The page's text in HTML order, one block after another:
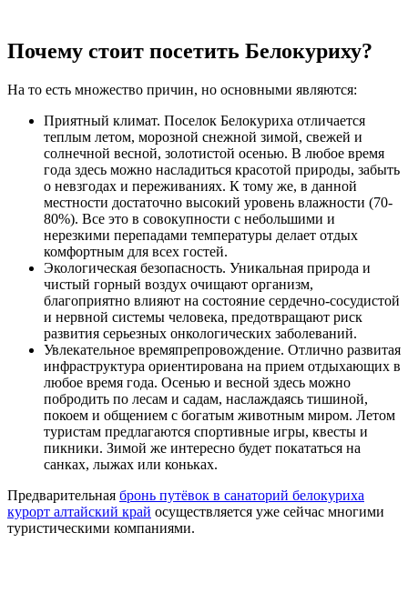
Почему стоит посетить Белокуриху?
На то есть множество причин, но основными являются:
Приятный климат. Поселок Белокуриха отличается
теплым летом, морозной снежной зимой, свежей и
солнечной весной, золотистой осенью. В любое время
года здесь можно насладиться красотой природы, забыть
о невзгодах и переживаниях. К тому же, в данной
местности достаточно высокий уровень влажности (70-
80%). Все это в совокупности с небольшими и
нерезкими перепадами температуры делает отдых
комфортным для всех гостей.
Экологическая безопасность. Уникальная природа и
чистый горный воздух очищают организм,
благоприятно влияют на состояние сердечно-сосудистой
и нервной системы человека, предотвращают риск
развития серьезных онкологических заболеваний.
Увлекательное времяпрепровождение. Отлично развитая
инфраструктура ориентирована на прием отдыхающих в
любое время года. Осенью и весной здесь можно
побродить по лесам и садам, наслаждаясь тишиной,
покоем и общением с богатым животным миром. Летом
туристам предлагаются спортивные игры, квесты и
пикники. Зимой же интересно будет покататься на
санках, лыжах или коньках.
Предварительная бронь путёвок в санаторий белокуриха
курорт алтайский край осуществляется уже сейчас многими
туристическими компаниями.